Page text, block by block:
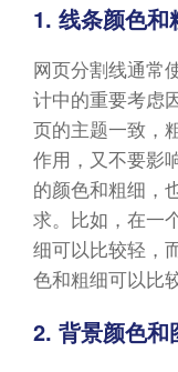
1. 线条颜色和
网页分割线通常
计中的重要考虑
页的主题一致，
作用，又不要影
的颜色和粗细，
求。比如，在一
细可以比较轻，
色和粗细可以比
2. 背景颜色和